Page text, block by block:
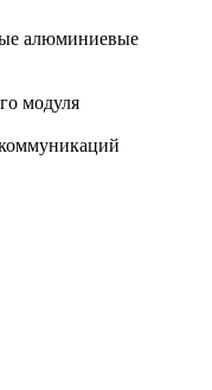
алюминиевые
модуля